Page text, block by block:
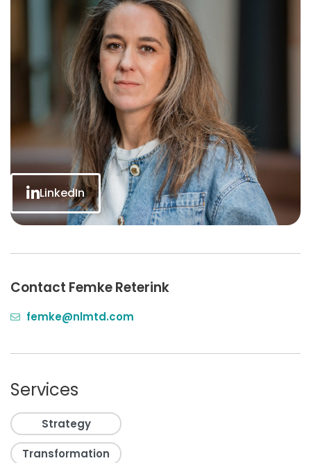
LinkedIn
Contact Femke Reterink
femke@nlmtd.com
Services
Strategy
Transformation